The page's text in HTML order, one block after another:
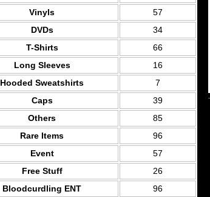
Vinyls
57
DVDs
34
T-Shirts
66
Long Sleeves
16
Hooded Sweatshirts
7
Caps
39
Others
85
Rare Items
96
Event
57
Free Stuff
26
Bloodcurdling ENT
96